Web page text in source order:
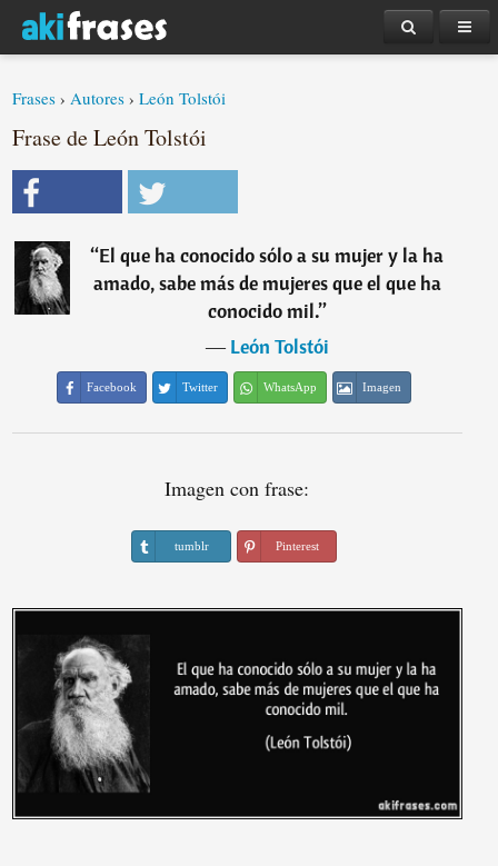
Frases ›Autores ›León Tolstói
Frase de León Tolstói
“El que ha conocido sólo a su mujer y la ha
amado, sabe más de mujeres que el que ha
conocido mil.”
―León Tolstói
Facebook Twitter WhatsApp Imagen
Imagen con frase:
tumblr Pinterest